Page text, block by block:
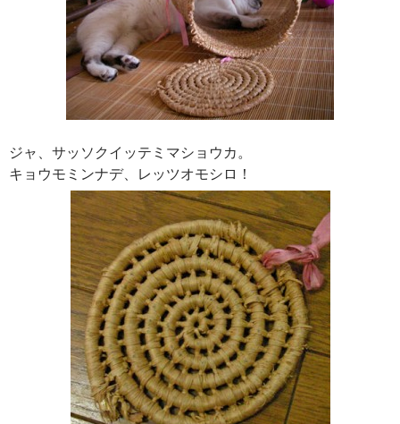
ジャ、サッソクイッテミマショウカ。
キョウモミンナデ、レッツオモシロ！